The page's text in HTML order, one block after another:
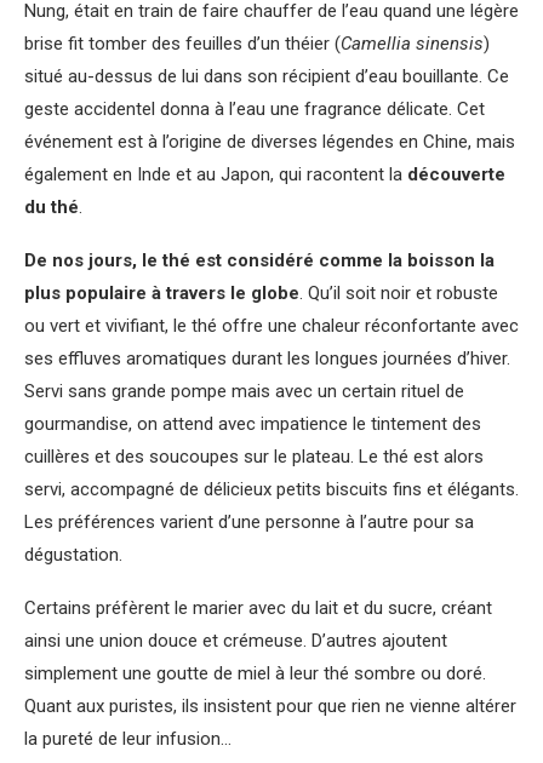
Nung, était en train de faire chauffer de l’eau quand une légère
brise fit tomber des feuilles d’un théier (Camellia sinensis)
situé au-dessus de lui dans son récipient d’eau bouillante. Ce
geste accidentel donna à l’eau une fragrance délicate. Cet
événement est à l’origine de diverses légendes en Chine, mais
également en Inde et au Japon, qui racontent la découverte
du thé.
De nos jours, le thé est considéré comme la boisson la
plus populaire à travers le globe. Qu’il soit noir et robuste
ou vert et vivifiant, le thé offre une chaleur réconfortante avec
ses effluves aromatiques durant les longues journées d’hiver.
Servi sans grande pompe mais avec un certain rituel de
gourmandise, on attend avec impatience le tintement des
cuillères et des soucoupes sur le plateau. Le thé est alors
servi, accompagné de délicieux petits biscuits fins et élégants.
Les préférences varient d’une personne à l’autre pour sa
dégustation.
Certains préfèrent le marier avec du lait et du sucre, créant
ainsi une union douce et crémeuse. D’autres ajoutent
simplement une goutte de miel à leur thé sombre ou doré.
Quant aux puristes, ils insistent pour que rien ne vienne altérer
la pureté de leur infusion…